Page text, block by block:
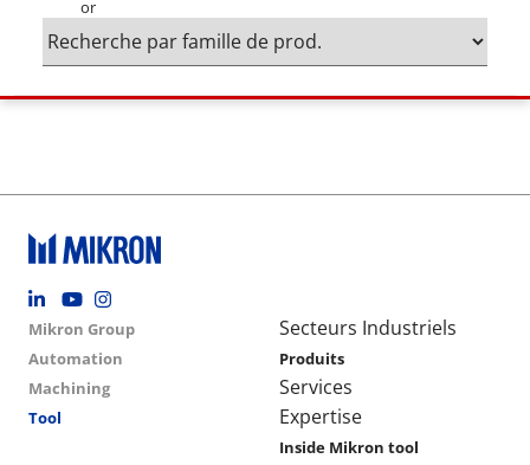
or
Footer social
Group menu
Mikron Group
Automation
Machining
Tool
Main navigation
Secteurs Industriels
Produits
Services
Expertise
Inside Mikron tool